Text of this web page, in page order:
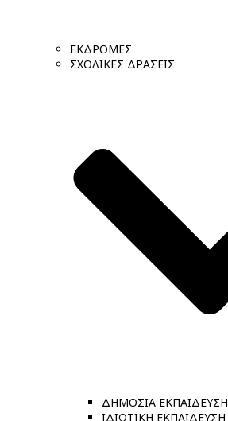
ΕΚΔΡΟΜΕΣ
ΣΧΟΛΙΚΕΣ ΔΡΑΣΕΙΣ
ΔΗΜΟΣΙΑ ΕΚΠΑΙΔΕΥΣΗ
ΙΔΙΩΤΙΚΗ ΕΚΠΑΙΔΕΥΣΗ